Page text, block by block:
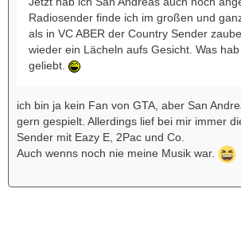
Radiosender finde ich im großen und
als in VC ABER der Country Sender
wieder ein Lächeln aufs Gesicht. Was
geliebt.
ich bin ja kein Fan von GTA, aber San
gern gespielt. Allerdings lief bei mir immer
Sender mit Eazy E, 2Pac und Co.
Auch wenns noch nie meine Musik war.